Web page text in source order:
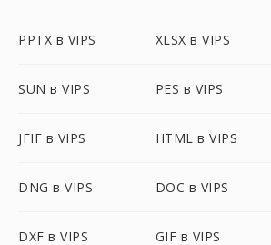
PPTX в VIPS XLSX в VIPS
SUN в VIPS PES в VIPS
JFIF в VIPS HTML в VIPS
DNG в VIPS DOC в VIPS
DXF в VIPS GIF в VIPS